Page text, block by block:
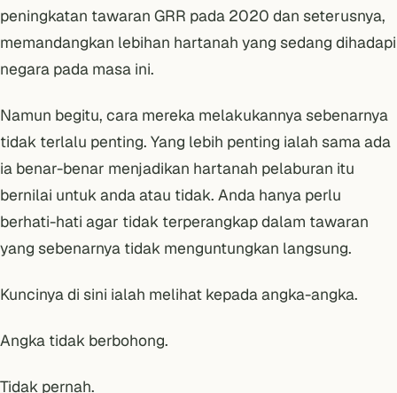
peningkatan tawaran GRR pada 2020 dan seterusnya,
memandangkan lebihan hartanah yang sedang dihadapi
negara pada masa ini.
Namun begitu, cara mereka melakukannya sebenarnya
tidak terlalu penting. Yang lebih penting ialah sama ada
ia benar-benar menjadikan hartanah pelaburan itu
bernilai untuk anda atau tidak. Anda hanya perlu
berhati-hati agar tidak terperangkap dalam tawaran
yang sebenarnya tidak menguntungkan langsung.
Kuncinya di sini ialah melihat kepada angka-angka.
Angka tidak berbohong.
Tidak pernah.